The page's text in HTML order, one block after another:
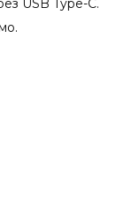
USB Type-C.